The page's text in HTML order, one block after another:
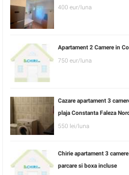
400 eur/luna
Apartament 2 Camere in
750 eur/luna
Cazare apartament 3
plaja Constanta Faleza
550 lei/luna
Chirie apartament 3
parcare si boxa incluse